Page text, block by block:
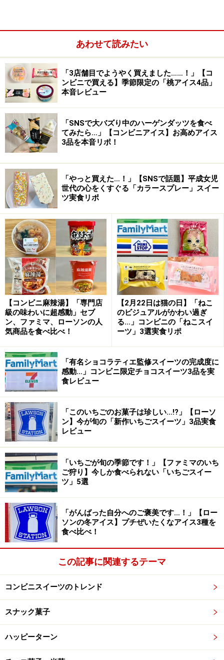
温かい飲み物にのせれば、キャラメルがと
表面サクサクの生地の中から、キャラメルがとろ～り！
「ストロープワッフル」は、薄いワッフル生地でキャラ
メルシロップを挟んだお菓子。温かい飲み物を入れたカ
ップの上に蓋をするようにのせ、待つこと1～2分。中の
キャラメルがとろっと溶けだす頃が食べごろです。
ほんのりシナモンと塩気のおかげで、甘す
ぎない美味しさ
シナモンの香りとほのかな塩気に、キャラメルの甘みがマッ
チ
そのまま食べるとサクサクとした食感ですが、温めると
生地がしっとり柔らかくなり、中のキャラメルはとろ～
り。ほんのりシナモンのきいた生地がキャラメルの甘み
を引き締めてくれるので、くどさがなく1枚ぺろりとい
けちゃいます。コーヒーはもちろん、紅茶との相性も抜
群です。
あわせて読みたい
「3店舗目でようやく買えました……！」【コ
ンビニで買える】季節限定の「桃アイス4品」
本音レビュー
「SNSで大バズり中のハーゲンダッツを食べ
てみたら…」【コンビニアイス】お高めアイス
3品を本音リポ！
「やっと買えた…！」【SNSで話題】平成女児
世代の心をくすぐる「カラースプレー」スイー
ツ実食リポ
【コンビニ麻辣湯】「専門店
級の味わいに超感動」セブ
ン、ファミマ、ローソンの人
気商品を食べ比べ！
【2月22日は猫の日】「ねこ
のビジュアルがかわい過ぎ
る…」コンビニの「ねこスイ
ーツ」3選実食リポ
「有名ショコラティエ監修スイーツの完成度に
感動…」コンビニ限定チョコスイーツ3品を実
食レビュー
「このいちごのお菓子は珍しい…!?」【ローソ
ン】今が旬の「新作いちごスイーツ」3品実食
レビュー
「いちごが旬の季節です！」【ファミマのいち
ご狩り】今しか食べられない「いちごスイー
ツ」5選
「がんばった自分へのご褒美です…！」【ロー
ソンの冬アイス】プチぜいたくなアイス3種を
食べ比べ！
この記事に関連するテーマ
コンビニスイーツのトレンド
スナック菓子
ハッピーターン